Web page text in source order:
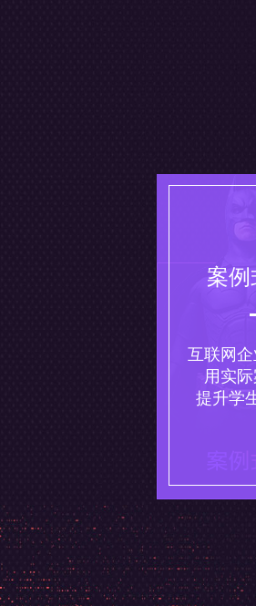
案
互联网企
用实
提升学